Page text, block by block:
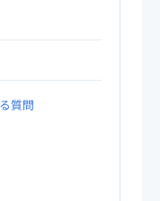
質問